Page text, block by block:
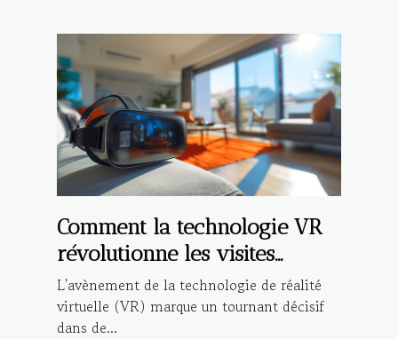
Comment la technologie VR
révolutionne les visites
immobilières
L'avènement de la technologie de réalité
virtuelle (VR) marque un tournant décisif
dans de...